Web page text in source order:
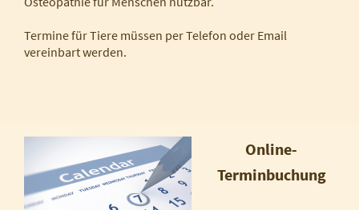
Termine für Tiere müssen per Telefon oder Email
vereinbart werden.
Online-
Terminbuchung